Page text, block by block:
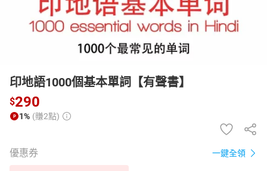
印地語1000個基本單詞【有聲書】
$290
1% (賺2點)
優惠券 一鍵全領